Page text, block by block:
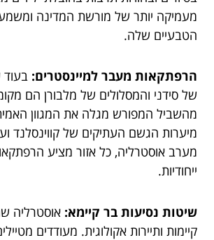
מעמיקה יותר של מורשת המדינה
הטבעיים שלה.
הרפתקאות מעבר למיינסטרים:
של סידני והמסלולים של מלבורן הם
מהשביל המפורש מגלה את המגוון
מיערות הגשם העתיקים של קווינסלנד
מערב אוסטרליה, כל אזור מציע
ייחודיות.
שיטות נסיעות בר קיימא: אוסטרליה
קיימות ותיירות אקולוגית. מעודדים